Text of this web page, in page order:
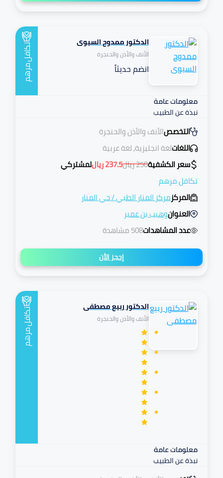
الدكتور ممدوح السيوى
الأنف والأذن والحنجرة
انضم حديثاً
تكافل
مرهم
معلومات عامة
نبذة عن الطبيب
التخصصالأنف والأذن والحنجرة
اللغاتلغة انجليزية, لغة عربية
سعر الكشفية250ريال237.5رياللمشتركي
تكافل مرهم
المركزمركز المنار الطبي/حي المنار
العنوانوهيب بن عمير
عدد المشاهدات508 مشاهدة
إحجز الأن
الدكتور ربيع مصطفى
الأنف والأذن والحنجرة تكافل
مرهم
معلومات عامة
نبذة عن الطبيب